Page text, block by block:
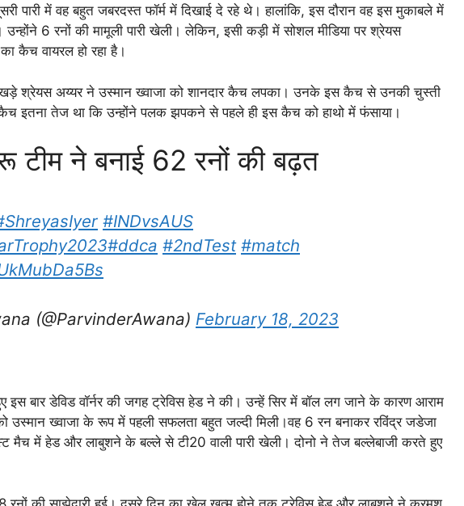
पारी में वह बहुत जबरदस्त फॉर्म में दिखाई दे रहे थे। हालांकि, इस दौरान वह इस मुकाबले में
6 रनों की मामूली पारी खेली। लेकिन, इसी कड़ी में सोशल मीडिया पर श्रेयस
कैच वायरल हो रहा है।
खड़े श्रेयस अय्यर ने उस्मान ख्वाजा को शानदार कैच लपका। उनके इस कैच से उनकी चुस्ती
कैच इतना तेज था कि उन्होंने पलक झपकने से पहले ही इस कैच को हाथो में फंसाया।
टीम ने बनाई 62 रनों की बढ़त
#INDvsAUS
#ddca #2ndTest #match
(@ParvinderAwana) February 18, 2023
इस बार डेविड वॉर्नर की जगह ट्रेविस हेड ने की। उन्हें सिर में बॉल लग जाने के कारण आराम
उस्मान ख्वाजा के रूप में पहली सफलता बहुत जल्दी मिली।वह 6 रन बनाकर रविंद्र जडेजा
मैच में हेड और लाबुशने के बल्ले से टी20 वाली पारी खेली। दोनो ने तेज बल्लेबाजी करते हुए